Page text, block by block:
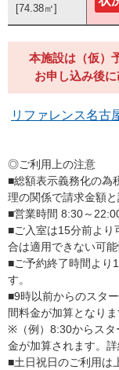
[74.38㎡]
[74.38㎡]
本施設は（仮）
お申し込み後
リファレンス名古
◎ご利用上の注意
■総額表示義務化の為
理の関係で請求金額
■営業時間 8:30～
■ご入室は15分前より
合は適用できない可能
■ご予約終了時間より
す。
■9時以前からのスタ
間料金が加算となりま
※（例）8:30からスタ
金が加算されます。詳
■土日祝日のご利用は